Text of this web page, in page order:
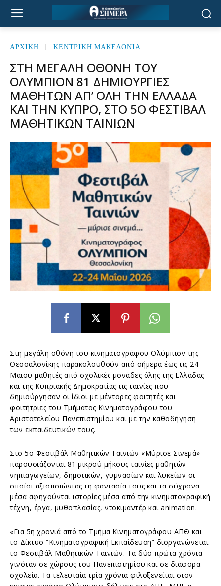
ΑΡΧΙΚΉ ΚΕΝΤΡΙΚΗ ΜΑΚΕΔΟΝΙΑ
ΣΤΗ ΜΕΓΆΛΗ ΟΘΌΝΗ ΤΟΥ
ΟΛΎΜΠΙΟΝ 81 ΔΗΜΙΟΥΡΓΊΕΣ
ΜΑΘΗΤΏΝ ΑΠ’ ΌΛΗ ΤΗΝ ΕΛΛΆΔΑ
ΚΑΙ ΤΗΝ ΚΎΠΡΟ, ΣΤΟ 5Ο ΦΕΣΤΙΒΆΛ
ΜΑΘΗΤΙΚΏΝ ΤΑΙΝΙΏΝ
Στη μεγάλη οθόνη του κινηματογράφου Ολύμπιον της
Θεσσαλονίκης παρακολουθούν από σήμερα έως τις 24
Μαϊου μαθητές από σχολικές μονάδες όλης της Ελλάδας
και της Κυπριακής Δημοκρατίας τις ταινίες που
δημιούργησαν οι ίδιοι με μέντορες φοιτητές και
φοιτήτριες του Τμήματος Κινηματογράφου του
Αριστοτελείου Πανεπιστημίου και με την καθοδήγηση
των εκπαιδευτικών τους.
Στο 5ο Φεστιβάλ Μαθητικών Ταινιών «Μύρισε Σινεμά»
παρουσιάζονται 81 μικρού μήκους ταινίες μαθητών
νηπιαγωγείων, δημοτικών, γυμνασίων και λυκείων οι
οποίοι αξιοποιώντας τη φαντασία τους και τα σύχρονα
μέσα αφηγούνται ιστορίες μέσα από την κινηματογραφική
τέχνη, έργα, μυθοπλασίας, ντοκιμαντέρ και animation.
«Για 5η χρονιά από το Τμήμα Κινηματογράφου ΑΠΘ και
το Δίκτυο “Κινηματογραφική Εκπαίδευση” διοργανώνεται
το Φεστιβάλ Μαθητικών Ταινιών. Τα δύο πρώτα χρόνια
γινόταν σε χώρους του Πανεπιστημίου και σε διάφορα
σχολεία. Τα τελευταία τρία χρόνια φιλοξενείται στον